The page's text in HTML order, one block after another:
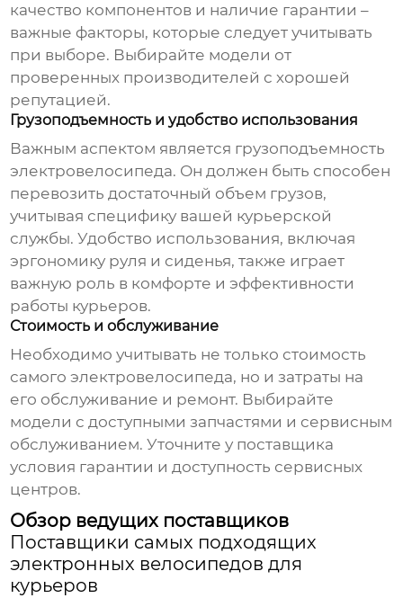
качество компонентов и наличие гарантии –
важные факторы, которые следует учитывать
при выборе. Выбирайте модели от
проверенных производителей с хорошей
репутацией.
Грузоподъемность и удобство использования
Важным аспектом является грузоподъемность
электровелосипеда. Он должен быть способен
перевозить достаточный объем грузов,
учитывая специфику вашей курьерской
службы. Удобство использования, включая
эргономику руля и сиденья, также играет
важную роль в комфорте и эффективности
работы курьеров.
Стоимость и обслуживание
Необходимо учитывать не только стоимость
самого электровелосипеда, но и затраты на
его обслуживание и ремонт. Выбирайте
модели с доступными запчастями и сервисным
обслуживанием. Уточните у поставщика
условия гарантии и доступность сервисных
центров.
Обзор ведущих поставщиков
Поставщики самых подходящих
электронных велосипедов для
курьеров